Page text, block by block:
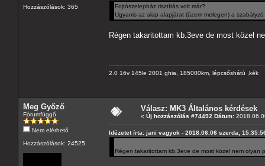
Hozzászólások: 365
Fojtószelepház tisztítás volt már?
Ugyanis az alap alapjárat (üzem melegen) a
Régen takaritottam kb.3eve de most közel
2.0 16v 145le 2001 ghia, 185000km, lépcsőshátú ,kék
Meg Győző
Fórumfüggő
Nem elérhető
Hozzászólások: 24525
Válasz: MK3 Általános kérdések
« Új hozzászólás #74492 Dátum:
Idézetet írta: jani vagyok - 2018.06.06 szerda,
Régen takaritottam kb.3eve de most közel nem olyan